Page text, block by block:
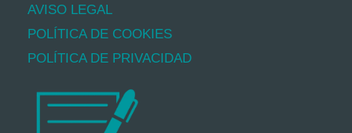
AVISO LEGAL
POLÍTICA DE COOKIES
POLÍTICA DE PRIVACIDAD